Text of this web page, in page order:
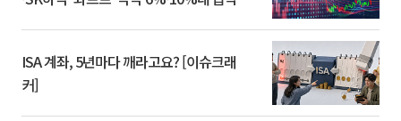
ISA 계좌, 5년마다 깨라고요? [이슈크래
커]